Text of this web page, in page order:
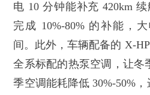
电 10 分钟能补充 420km
完成 10%-80% 的补能，
间。此外，车辆配备的 X-
全系标配的热泵空调，让冬
季空调能耗降低 30%-50%